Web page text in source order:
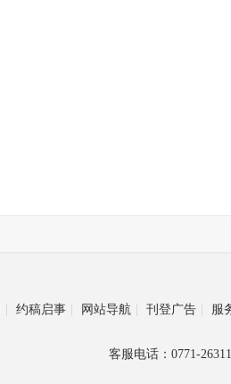
约稿启事 网站导航 刊登广告 服
客服电话：0771-